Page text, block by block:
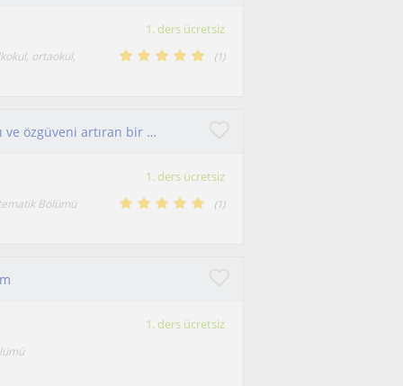
1. ders ücretsiz
ortaokul,
(1)
Matematiği mantığıyla öğreten, sınav başarısını ve özgüveni artıran bir matematikçiyim.
1. ders ücretsiz
Bölümü
(1)
1. ders ücretsiz